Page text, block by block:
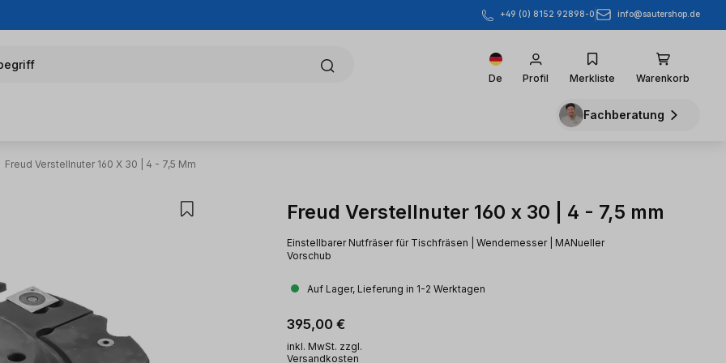
+49 (0) 8152 92898-0 info@sautershop.de
De Profil Merkliste Warenkorb
Fachberatung
Freud Verstellnuter 160 X 30 | 4 - 7,5 Mm
Freud Verstellnuter 160 x 30 | 4 - 7,5 mm
Einstellbarer Nutfräser für Tischfräsen | Wendemesser | MANueller
Vorschub
Auf Lager, Lieferung in 1-2 Werktagen
Regulärer Preis:
395,00 €
inkl. MwSt. zzgl.
Versandkosten